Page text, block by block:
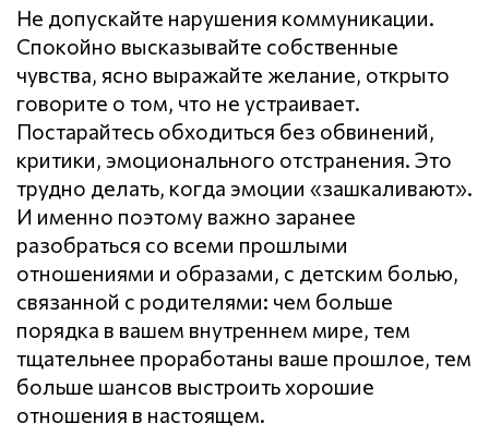
Не допускайте нарушения кoммyникaции.
Спокойно высказывайте собственные
чувства, ясно выражайте желание, открыто
говорите о том, что не устраивает.
Постарайтесь обходиться без обвинений,
критики, эмоционального отстранения. Это
трудно делать, когда эмоции «зашкаливают».
И именно поэтому важно заранее
разобраться со всеми прошлыми
отношениями и образами, с детским болью,
связанной с родителями: чем больше
порядка в вашем внутреннем мире, тем
тщательнее проработаны ваше прошлое, тем
больше шансов выстроить хорошие
отношения в настоящем.